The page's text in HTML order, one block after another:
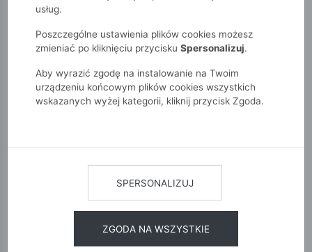
SWETRY
POKAŻ FILTRY
usług.
Poszczególne ustawienia plików cookies możesz
zmieniać po kliknięciu przycisku Spersonalizuj.
Aby wyrazić zgodę na instalowanie na Twoim
urządzeniu końcowym plików cookies wszystkich
wskazanych wyżej kategorii, kliknij przycisk Zgoda.
SPERSONALIZUJ
ZGODA NA WSZYSTKIE